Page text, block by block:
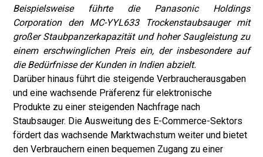
Beispielsweise führte die Panasonic Holdings
Corporation den MC-YYL633 Trockenstaubsauger mit
großer Staubpanzerkapazität und hoher Saugleistung zu
einem erschwinglichen Preis ein, der insbesondere auf
die Bedürfnisse der Kunden in Indien abzielt.
Darüber hinaus führt die steigende Verbraucherausgaben
und eine wachsende Präferenz für elektronische
Produkte zu einer steigenden Nachfrage nach
Staubsauger. Die Ausweitung des E-Commerce-Sektors
fördert das wachsende Marktwachstum weiter und bietet
den Verbrauchern einen bequemen Zugang zu einer